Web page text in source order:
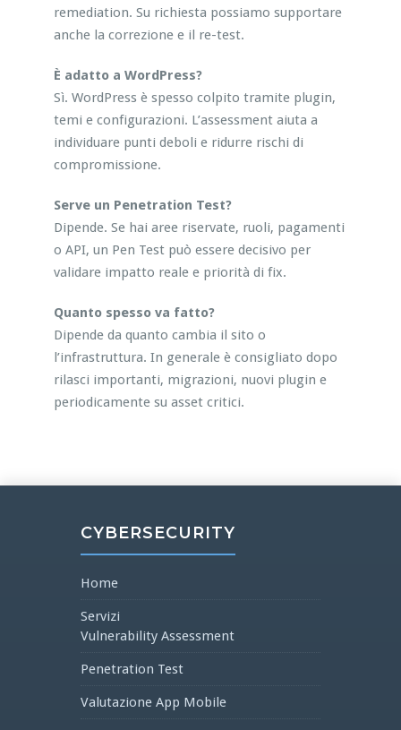
remediation. Su richiesta possiamo supportare
anche la correzione e il re-test.
È adatto a WordPress?
Sì. WordPress è spesso colpito tramite plugin,
temi e configurazioni. L’assessment aiuta a
individuare punti deboli e ridurre rischi di
compromissione.
Serve un Penetration Test?
Dipende. Se hai aree riservate, ruoli, pagamenti
o API, un Pen Test può essere decisivo per
validare impatto reale e priorità di fix.
Quanto spesso va fatto?
Dipende da quanto cambia il sito o
l’infrastruttura. In generale è consigliato dopo
rilasci importanti, migrazioni, nuovi plugin e
periodicamente su asset critici.
CYBERSECURITY
Home
Servizi
Vulnerability Assessment
Penetration Test
Valutazione App Mobile